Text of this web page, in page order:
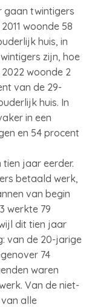
gaan twintigers
woonde 58
huis, in
zijn, hoe
woonde 2
van de 29-
huis. In
in een
en 54 procent
jaar eerder.
betaald werk,
van begin
werkte 79
dit tien jaar
van de 20-jarige
74
waren
Van de niet-
alle